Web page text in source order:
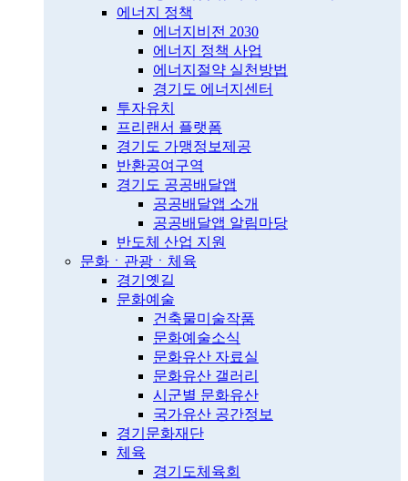
에너지 정책
에너지비전 2030
에너지 정책 사업
에너지절약 실천방법
경기도 에너지센터
투자유치
프리랜서 플랫폼
경기도 가맹정보제공
반환공여구역
경기도 공공배달앱
공공배달앱 소개
공공배달앱 알림마당
반도체 산업 지원
문화ㆍ관광ㆍ체육
경기옛길
문화예술
건축물미술작품
문화예술소식
문화유산 자료실
문화유산 갤러리
시군별 문화유산
국가유산 공간정보
경기문화재단
체육
경기도체육회